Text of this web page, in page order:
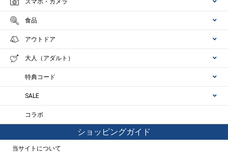
スマホ・カメラ
食品
アウトドア
大人（アダルト）
特典コード
SALE
コラボ
ショッピングガイド
当サイトについて